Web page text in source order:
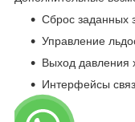
Сброс заданных
Управление
Выход давления
Интерфейсы